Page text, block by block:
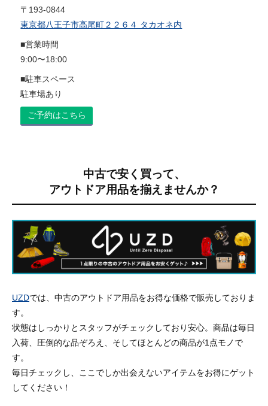
〒193-0844
東京都八王子市高尾町２２６４ タカオネ内
■営業時間
9:00〜18:00
■駐車スペース
駐車場あり
ご予約はこちら
中古で安く買って、
アウトドア用品を揃えませんか？
UZDでは、中古のアウトドア用品をお得な価格で販売しておりま
す。
状態はしっかりとスタッフがチェックしており安心。商品は毎日
入荷、圧倒的な品ぞろえ、そしてほとんどの商品が1点モノで
す。
毎日チェックし、ここでしか出会えないアイテムをお得にゲット
してください！